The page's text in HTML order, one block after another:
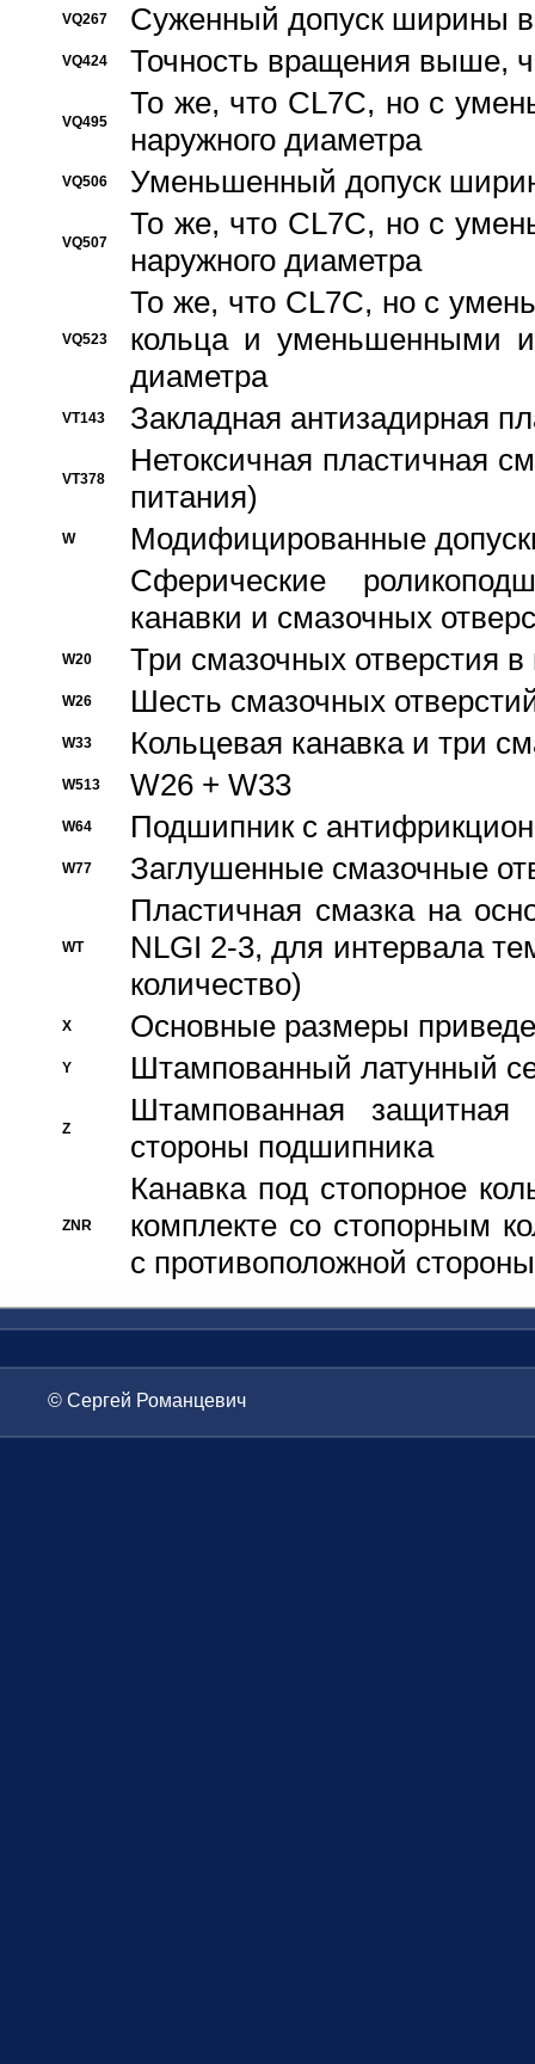
VQ267 Суженный допуск ширины
VQ424 Точность вращения выше,
VQ495
То же, что CL7C, но с
наружного диаметра
VQ506 Уменьшенный допуск
VQ507
То же, что CL7C, но с
наружного диаметра
VQ523
То же, что CL7C, но с
кольца и уменьшенными
диаметра
VT143 Закладная антизадирная
VT378
Нетоксичная пластичная
питания)
W
Модифицированные
Сферические
канавки и смазочных
W20 Три смазочных отверстия
W26 Шесть смазочных
W33 Кольцевая канавка и три
W513 W26 + W33
W64 Подшипник с
W77 Заглушенные смазочные
WT
Пластичная смазка на
NLGI 2-3, для интервала
количество)
X Основные размеры
Y Штампованный латунный
Z
Штампованная
стороны подшипника
ZNR
Канавка под стопорное
комплекте со стопорным
с противоположной стороны
© Сергей Романцевич